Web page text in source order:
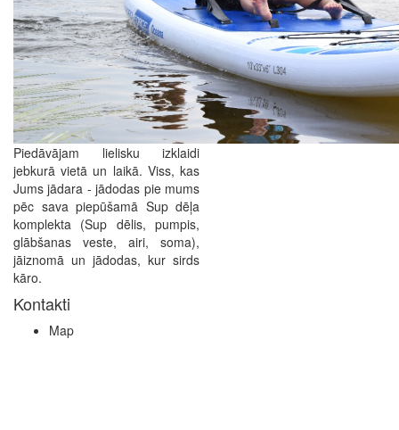
Piedāvājam lielisku izklaidi
jebkurā vietā un laikā. Viss, kas
Jums jādara - jādodas pie mums
pēc sava piepūšamā Sup dēļa
komplekta (Sup dēlis, pumpis,
glābšanas veste, airi, soma),
jāiznomā un jādodas, kur sirds
kāro.
Kontakti
Map